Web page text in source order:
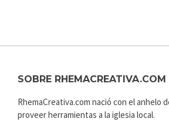
SOBRE RHEMACREATIVA.COM
RhemaCreativa.com nació con el anhelo
proveer herramientas a la iglesia local.